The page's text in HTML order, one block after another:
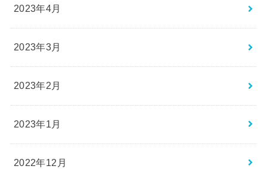
2023年4月
2023年3月
2023年2月
2023年1月
2022年12月